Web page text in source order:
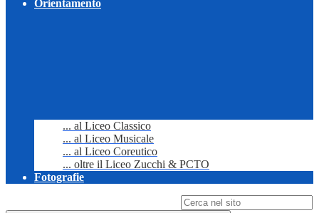
Orientamento
... al Liceo Classico
... al Liceo Musicale
... al Liceo Coreutico
... oltre il Liceo Zucchi & PCTO
Fotografie